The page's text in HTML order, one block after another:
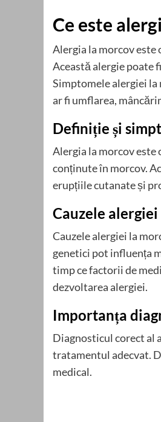
Ce este
Alergia la morcov
Această alergie poate
Simptomele alergiei la
ar fi umflarea,
Definiție și
Alergia la morcov este
conținute în morcov.
erupțiile cutanate și
Cauzele
Cauzele alergiei la
genetici pot influența
timp ce factorii de
dezvoltarea alergiei.
Importanța
Diagnosticul corect al
tratamentul adecvat.
medical.